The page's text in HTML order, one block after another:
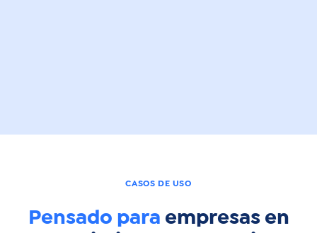
CASOS DE USO
Pensado para empresas en